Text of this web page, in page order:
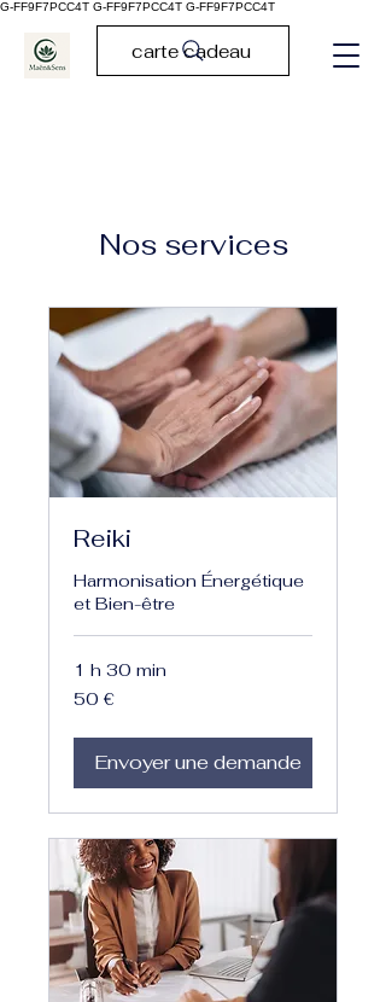
G-FF9F7PCC4T G-FF9F7PCC4T G-FF9F7PCC4T
carte cadeau
Nos services
Reiki
Harmonisation Énergétique
et Bien-être
1 h 30 min
50
euros
50 €
Envoyer une demande